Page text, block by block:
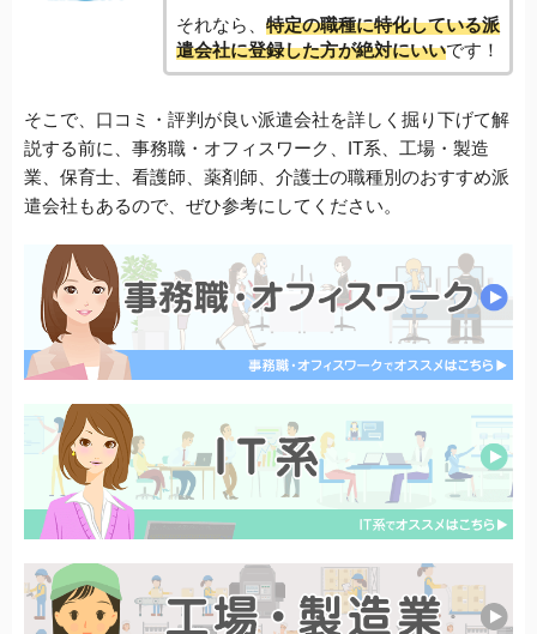
それなら、 特定の職種に特化している派
遣会社に登録した方が絶対にいいです！
そこで、口コミ・評判が良い派遣会社を詳しく掘り下げて解
説する前に、事務職・オフィスワーク、IT系、工場・製造
業、保育士、看護師、薬剤師、介護士の職種別のおすすめ派
遣会社もあるので、ぜひ参考にしてください。